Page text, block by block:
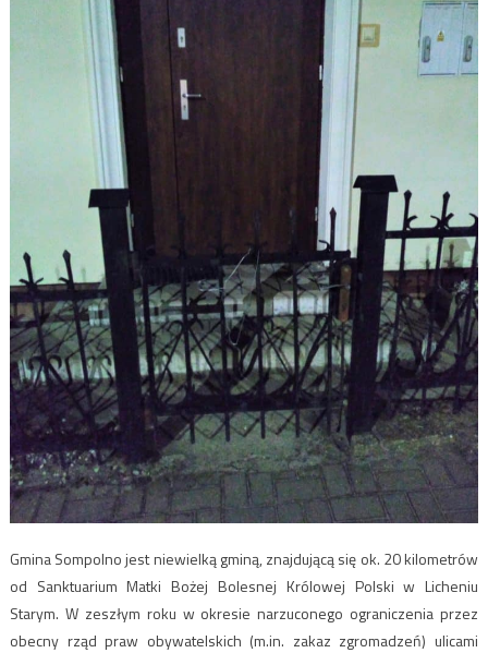
Gmina Sompolno jest niewielką gminą, znajdującą się ok. 20 kilometrów
od Sanktuarium Matki Bożej Bolesnej Królowej Polski w Licheniu
Starym. W zeszłym roku w okresie narzuconego ograniczenia przez
obecny rząd praw obywatelskich (m.in. zakaz zgromadzeń) ulicami